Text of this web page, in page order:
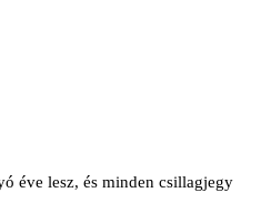
éve lesz, és minden csillagjegy